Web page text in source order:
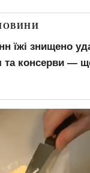
їжі знищено
та консерви —